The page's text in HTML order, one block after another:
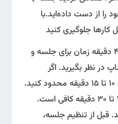
از زمان خود را از دست‌ داده‌اید.با
کارها جلوگیری کنید
در صورت داشتن شناخت از مخاطب، ۴۵ دقیقه زمان برای جلسه و
در نظر بگیرید. اگر
می‌خواهید مشاوره بدهید، مکالمه را به ۱۰ تا ۱۵ دقیقه محدود کنید.
برای نشست‌های هفتگی کارکنان هم ۲۰ تا ۳۰ دقیقه کافی است.
قبل از تنظیم جلسه،